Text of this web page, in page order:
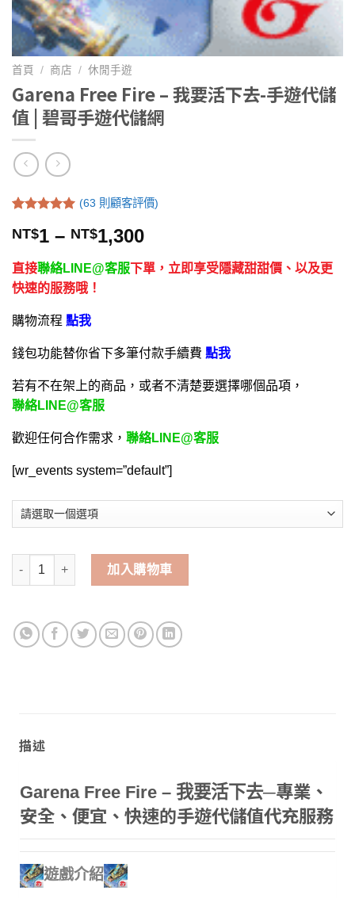
首頁 / 商店 / 休閒手遊
Garena Free Fire – 我要活下去-手遊代儲
值 | 碧哥手遊代儲網
/ 5，已有
評分
(63 則顧客評價)
NT$1 – NT$1,300
直接聯絡LINE@客服下單，立即享受隱藏甜甜價、以及更
快速的服務哦！
購物流程 點我
錢包功能替你省下多筆付款手續費 點我
若有不在架上的商品，或者不清楚要選擇哪個品項，
聯絡LINE@客服
歡迎任何合作需求， 聯絡LINE@客服
[wr_events system=”default”]
Garena Free Fire - 我要活下去-手遊代儲值 | 碧哥手遊代儲網 數量
加入購物車
描述
Garena Free Fire – 我要活下去─專業、
安全、便宜、快速的手遊代儲值代充服務
遊戲介紹